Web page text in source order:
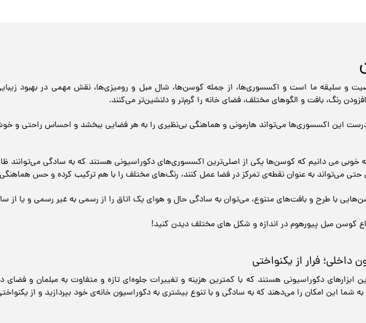
و سلیقه‌ ما است و اکسسوری‌ها، از جمله کوسن‌ها، شال مبل و رومیزی‌ها، نقش مهمی در بهبود
افزودن رنگ، بافت و الگوهای مختلف، فضای خانه را گرم‌تر و دلنشین‌تر می‌کنند.
این اکسسوری‌ها می‌تواند هارمونی و هماهنگی بی‌نظیری را به هر فضایی ببخشد و احساس راحتی و
خوبی می دانیم که کوسن‌ها یکی از اصلی‌ترین اکسسوری‌های دکوراسیونی هستند که به سادگی می‌توانند
می‌تواند به عنوان نقطه‌ی تمرکز در فضا عمل کنند، رنگ‌های مختلف را با هم ترکیب کرده و حس هماهنگی
با طرح و بافت‌های متنوع، می‌توان به سادگی حال و هوای یک اتاق را از رسمی به غیر رسمی و یا از
کوسن مبل پیورهوم در اندازه و شکل های مختلف دیدن کنید!
داخلی؛ فرار از یکنواختی
ابزارهای دکوراسیونی هستند که با کمترین هزینه و تغییرات جلوه‌ای تازه و متفاوت به مبلمان و
شما این امکان را می‌دهند که به سادگی و با تنوع بیشتری به دکوراسیون خانه‌ی خود بپردازید و از